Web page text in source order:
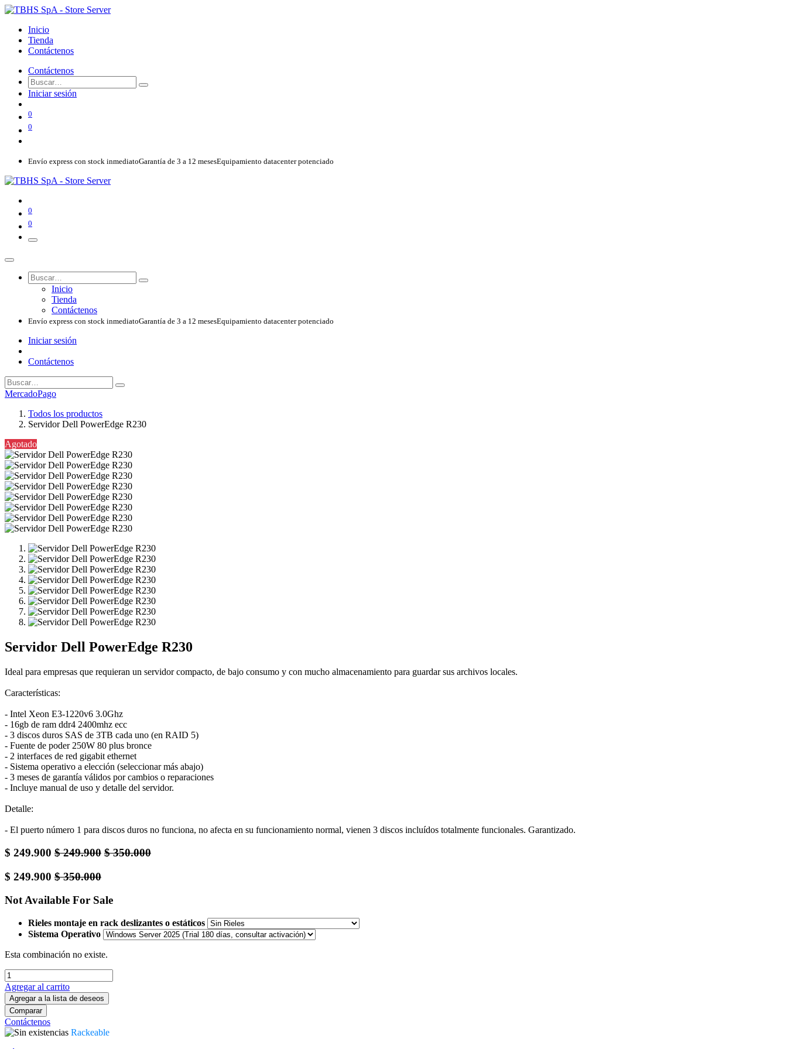
Inicio
Tienda
Contáctenos
Contáctenos
Iniciar sesión
0
0
Envío express con stock inmediatoGarantía de 3 a 12 mesesEquipamiento datacenter potenciado
0
0
Inicio
Tienda
Contáctenos
Envío express con stock inmediatoGarantía de 3 a 12 mesesEquipamiento datacenter potenciado
Iniciar sesión
Contáctenos
MercadoPago
Todos los productos
Servidor Dell PowerEdge R230
Agotado
Servidor Dell PowerEdge R230
Ideal para empresas que requieran un servidor compacto, de bajo consumo y con mucho almacenamiento para guardar sus archivos locales.
Características:
- Intel Xeon E3-1220v6 3.0Ghz
- 16gb de ram ddr4 2400mhz ecc
- 3 discos duros SAS de 3TB cada uno (en RAID 5)
- Fuente de poder 250W 80 plus bronce
- 2 interfaces de red gigabit ethernet
- Sistema operativo a elección (seleccionar más abajo)
- 3 meses de garantía válidos por cambios o reparaciones
- Incluye manual de uso y detalle del servidor.
Detalle:
- El puerto número 1 para discos duros no funciona, no afecta en su funcionamiento normal, vienen 3 discos incluídos totalmente funcionales. Garantizado.
$ 249.900 $249.900 $350.000
$ 249.900 $350.000
Not Available For Sale
Rieles montaje en rack deslizantes o estáticos
Sistema Operativo
Esta combinación no existe.
Agregar al carrito
Agregar a la lista de deseos
Comparar
Contáctenos
Rackeable